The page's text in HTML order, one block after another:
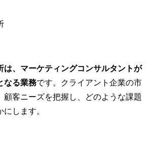
は、マーケティングコンサルタントが
なる業務です。クライアント企業の市
顧客ニーズを把握し、どのような課題
します。